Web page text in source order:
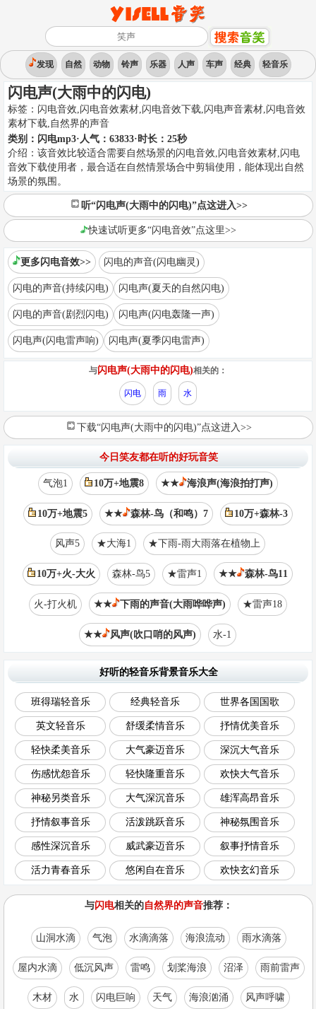
发现 自然 动物 铃声 乐器 人声 车声 经典 轻音乐
闪电声(大雨中的闪电)
标签： 闪电音效,闪电音效素材,闪电音效下载,闪电声音素材,闪电音效
素材下载, 自然界的声音
类别： 闪电mp3·人气：63833·时长： 25秒
介绍： 该音效比较适合需要自然场景的闪电音效,闪电音效素材,闪电
音效下载使用者，最合适在自然情景场合中剪辑使用，能体现出自然
场景的氛围。
听“闪电声(大雨中的闪电)”点这进入>>
快速试听更多“闪电音效”点这里>>
更多闪电音效>> 闪电的声音(闪电幽灵)
闪电的声音(持续闪电) 闪电声(夏天的自然闪电)
闪电的声音(剧烈闪电) 闪电声(闪电轰隆一声)
闪电声(闪电雷声响) 闪电声(夏季闪电雷声)
与闪电声(大雨中的闪电)相关的：
闪电 雨 水
下载“闪电声(大雨中的闪电)”点这进入>>
今日笑友都在听的好玩音笑
气泡1 10万+地震8 ★★ 海浪声(海浪拍打声)
10万+地震5 ★★ 森林-鸟（和鸣）7 10万+森林-3
风声5 ★大海1 ★下雨-雨大雨落在植物上
10万+火-大火 森林-鸟5 ★雷声1 ★★ 森林-鸟11
火-打火机 ★★ 下雨的声音(大雨哗哗声) ★雷声18
★★ 风声(吹口哨的风声) 水-1
好听的轻音乐背景音乐大全
班得瑞轻音乐 经典轻音乐 世界各国国歌
英文轻音乐 舒缓柔情音乐 抒情优美音乐
轻快柔美音乐 大气豪迈音乐 深沉大气音乐
伤感忧怨音乐 轻快隆重音乐 欢快大气音乐
神秘另类音乐 大气深沉音乐 雄浑高昂音乐
抒情叙事音乐 活泼跳跃音乐 神秘氛围音乐
感性深沉音乐 威武豪迈音乐 叙事抒情音乐
活力青春音乐 悠闲自在音乐 欢快玄幻音乐
与闪电相关的自然界的声音推荐：
山洞水滴 气泡 水滴滴落 海浪流动 雨水滴落
屋内水滴 低沉风声 雷鸣 划桨海浪 沼泽 雨前雷声
木材 水 闪电巨响 天气 海浪汹涌 风声呼啸